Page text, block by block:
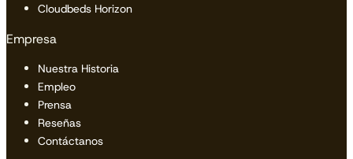
Cloudbeds Horizon
Empresa
Nuestra Historia
Empleo
Prensa
Reseñas
Contáctanos